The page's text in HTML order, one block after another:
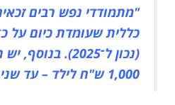
"מתמודדי נפש רבים
(נכון ל־2025).
בנוסף, יש
1,000 ש"ח לילד – עד שני ילדים."